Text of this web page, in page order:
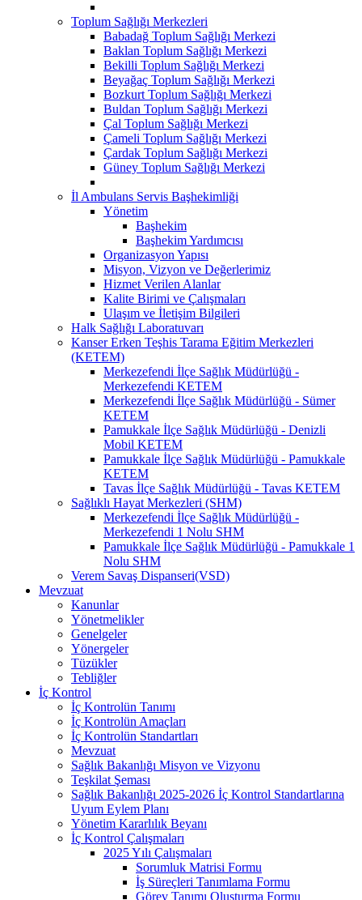
Toplum Sağlığı Merkezleri
Babadağ Toplum Sağlığı Merkezi
Baklan Toplum Sağlığı Merkezi
Bekilli Toplum Sağlığı Merkezi
Beyağaç Toplum Sağlığı Merkezi
Bozkurt Toplum Sağlığı Merkezi
Buldan Toplum Sağlığı Merkezi
Çal Toplum Sağlığı Merkezi
Çameli Toplum Sağlığı Merkezi
Çardak Toplum Sağlığı Merkezi
Güney Toplum Sağlığı Merkezi
İl Ambulans Servis Başhekimliği
Yönetim
Başhekim
Başhekim Yardımcısı
Organizasyon Yapısı
Misyon, Vizyon ve Değerlerimiz
Hizmet Verilen Alanlar
Kalite Birimi ve Çalışmaları
Ulaşım ve İletişim Bilgileri
Halk Sağlığı Laboratuvarı
Kanser Erken Teşhis Tarama Eğitim Merkezleri
(KETEM)
Merkezefendi İlçe Sağlık Müdürlüğü -
Merkezefendi KETEM
Merkezefendi İlçe Sağlık Müdürlüğü - Sümer
KETEM
Pamukkale İlçe Sağlık Müdürlüğü - Denizli
Mobil KETEM
Pamukkale İlçe Sağlık Müdürlüğü - Pamukkale
KETEM
Tavas İlçe Sağlık Müdürlüğü - Tavas KETEM
Sağlıklı Hayat Merkezleri (SHM)
Merkezefendi İlçe Sağlık Müdürlüğü -
Merkezefendi 1 Nolu SHM
Pamukkale İlçe Sağlık Müdürlüğü - Pamukkale 1
Nolu SHM
Verem Savaş Dispanseri(VSD)
Mevzuat
Kanunlar
Yönetmelikler
Genelgeler
Yönergeler
Tüzükler
Tebliğler
İç Kontrol
İç Kontrolün Tanımı
İç Kontrolün Amaçları
İç Kontrolün Standartları
Mevzuat
Sağlık Bakanlığı Misyon ve Vizyonu
Teşkilat Şeması
Sağlık Bakanlığı 2025-2026 İç Kontrol Standartlarına
Uyum Eylem Planı
Yönetim Kararlılık Beyanı
İç Kontrol Çalışmaları
2025 Yılı Çalışmaları
Sorumluk Matrisi Formu
İş Süreçleri Tanımlama Formu
Görev Tanımı Oluşturma Formu